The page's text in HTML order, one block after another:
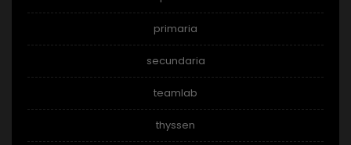
primaria
secundaria
teamlab
thyssen